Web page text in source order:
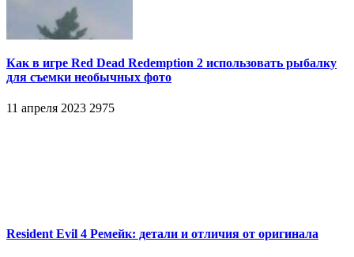
Как в игре Red Dead Redemption 2 использовать рыбалку
для съемки необычных фото
11 апреля 2023 2975
Resident Evil 4 Ремейк: детали и отличия от оригинала